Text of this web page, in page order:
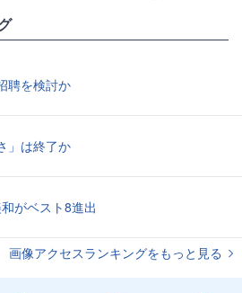
聘を検討か
」は終了か
がベスト8進出
画像アクセスランキングをもっと見る